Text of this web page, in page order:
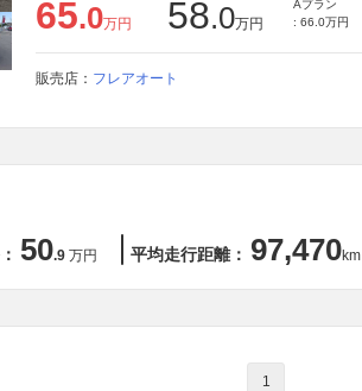
65.0万円 58.0万円
Aプラン
: 66.0万円
販売店： フレアオート
50.9 万円 平均走行距離： 97,470km
1